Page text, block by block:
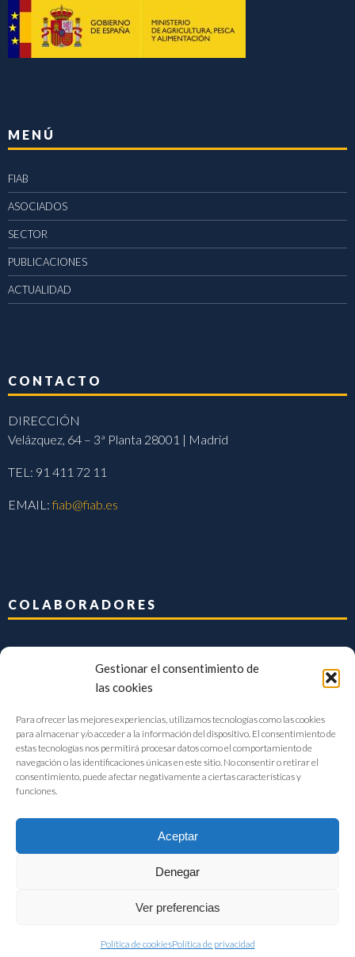
Gestionar el consentimiento de
las cookies
Para ofrecer las mejores experiencias, utilizamos tecnologías como las cookies
para almacenar y/o acceder a la información del dispositivo. El consentimiento de
estas tecnologías nos permitirá procesar datos como el comportamiento de
navegación o las identificaciones únicas en este sitio. No consentir o retirar el
consentimiento, puede afectar negativamente a ciertas características y
funciones.
Aceptar
Denegar
Ver preferencias
Política de cookiesPolítica de privacidad
MENÚ
FIAB
ASOCIADOS
SECTOR
PUBLICACIONES
ACTUALIDAD
CONTACTO
DIRECCIÓN
Velázquez, 64 – 3ª Planta 28001 | Madrid
TEL: 91 411 72 11
EMAIL:fiab@fiab.es
COLABORADORES
FIAB Federación Española de Industrias de la Alimentación y Bebidas